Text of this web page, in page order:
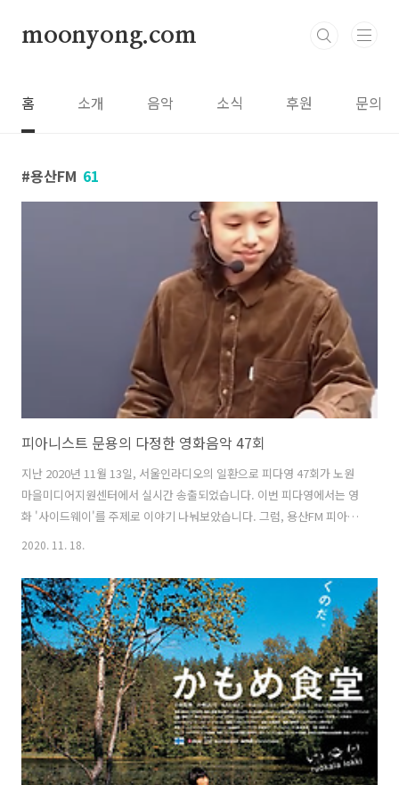
moonyong.com
홈 소개 음악 소식 후원 문의
용산FM 61
피아니스트 문용의 다정한 영화음악 47회
지난 2020년 11월 13일, 서울인라디오의 일환으로 피다영 47회가 노원
마을미디어지원센터에서 실시간 송출되었습니다. 이번 피다영에서는 영
화 '사이드웨이'를 주제로 이야기 나눠보았습니다. 그럼, 용산FM 피아니
스트 문용의 다정한 영화음악 47회를 들어보시기 바랍니다. 댓글과 좋아
니스트 문용의 다정한 영화음악 47회 - 사이드웨이 [용산FM] 피아니스트
문용의 다정한 영화음악 47회 - 사이드웨이 [용산FM] 진행: 문용 / 게스
트: 만게TAra / 기술: 노원마을미디어지원센터 채우석 주임 *영화 : 사이
드웨이 (Side way , 2004) - ◇ 한줄거리 : 와인 www.podty.me
www.podbbang.co..
2020. 11. 18.